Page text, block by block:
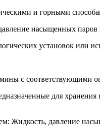
и горными
насыщенных паров
установок или
с соответствующими
для
Жидкость, давление